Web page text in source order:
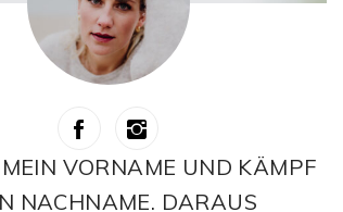
VORNAME UND KÄMPF
NACHNAME. DARAUS